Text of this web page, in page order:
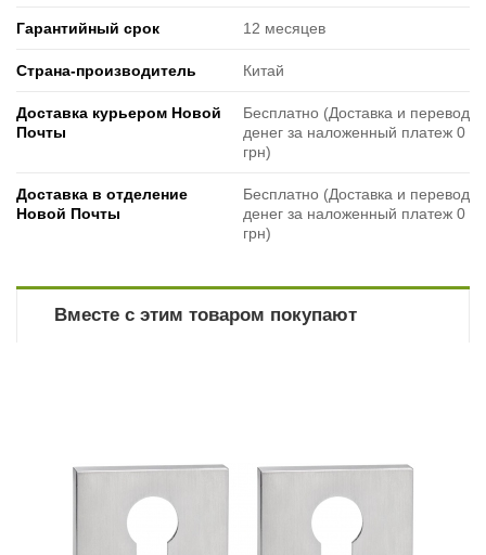
Гарантийный срок 12 месяцев
Страна-производитель Китай
Доставка курьером Новой
Почты
Бесплатно (Доставка и перевод
денег за наложенный платеж 0
грн)
Доставка в отделение
Новой Почты
Бесплатно (Доставка и перевод
денег за наложенный платеж 0
грн)
Вместе с этим товаром покупают